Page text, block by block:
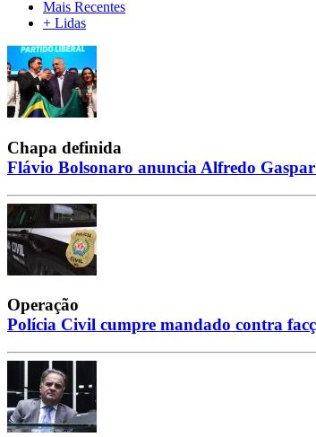
Mais Recentes
+ Lidas
Chapa definida
Flávio Bolsonaro anuncia Alfredo
Operação
Polícia Civil cumpre mandado contra